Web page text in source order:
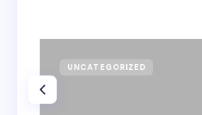
UNCATEGORIZED